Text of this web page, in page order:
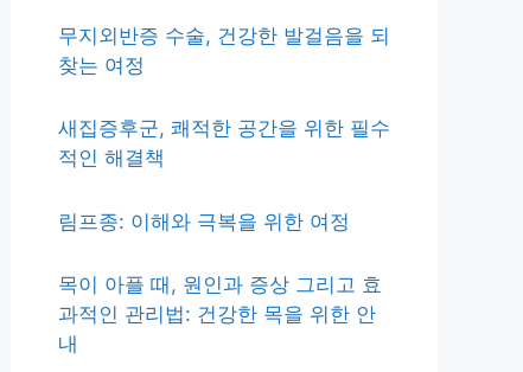
무지외반증 수술, 건강한 발걸음을 되
찾는 여정
새집증후군, 쾌적한 공간을 위한 필수
적인 해결책
림프종: 이해와 극복을 위한 여정
목이 아플 때, 원인과 증상 그리고 효
과적인 관리법: 건강한 목을 위한 안
내